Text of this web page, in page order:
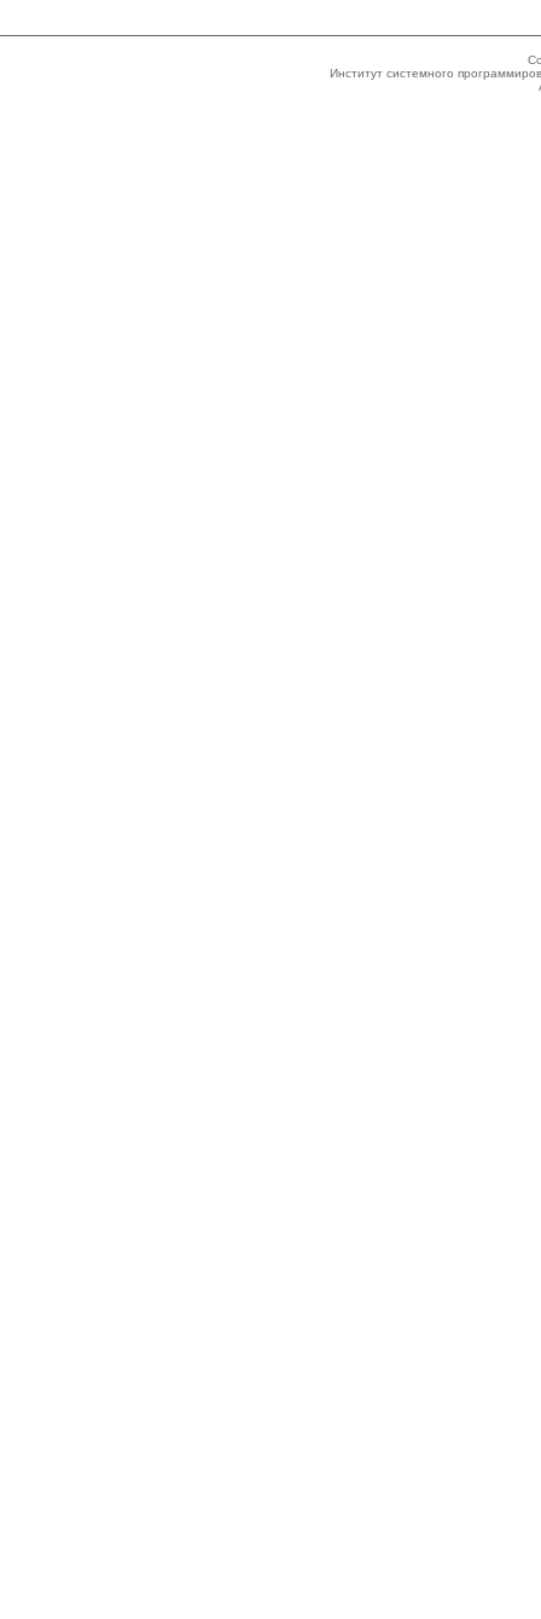
Институт системного